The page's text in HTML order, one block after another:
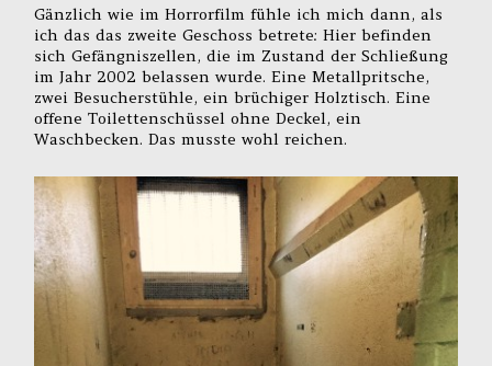
Gänzlich wie im Horrorfilm fühle ich mich dann, als
ich das das zweite Geschoss betrete: Hier befinden
sich Gefängniszellen, die im Zustand der Schließung
im Jahr 2002 belassen wurde. Eine Metallpritsche,
zwei Besucherstühle, ein brüchiger Holztisch. Eine
offene Toilettenschüssel ohne Deckel, ein
Waschbecken. Das musste wohl reichen.